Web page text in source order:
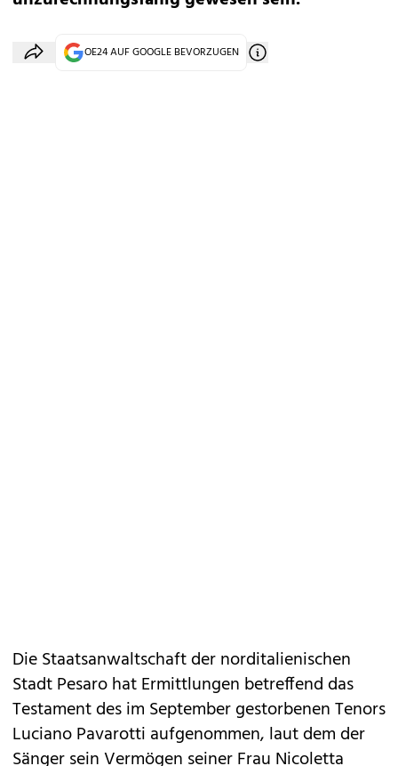
OE24 AUF GOOGLE BEVORZUGEN
Die Staatsanwaltschaft der norditalienischen
Stadt Pesaro hat Ermittlungen betreffend das
Testament des im September gestorbenen Tenors
Luciano Pavarotti aufgenommen, laut dem der
Sänger sein Vermögen seiner Frau Nicoletta